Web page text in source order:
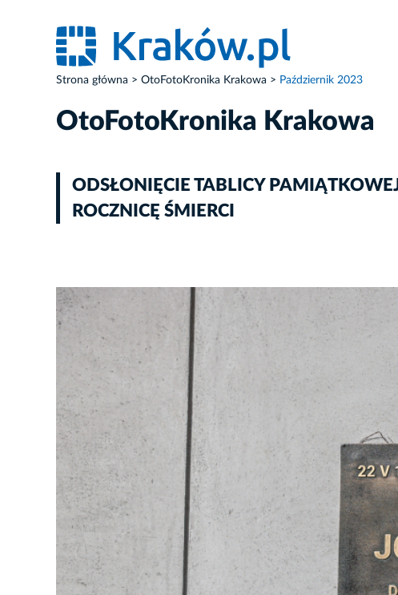
Strona główna OtoFotoKronika Krakowa Październik 2023
OtoFotoKronika Krakowa
ODSŁONIĘCIE TABLICY
ROCZNICĘ ŚMIERCI